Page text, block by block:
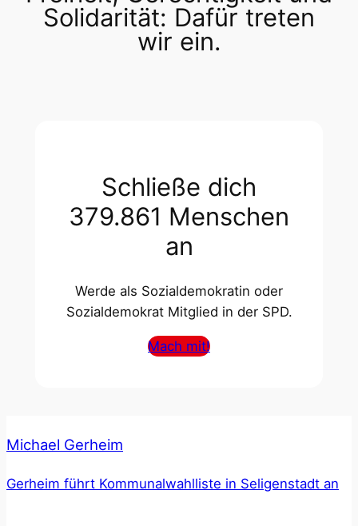
Solidarität: Dafür treten
wir ein.
Schließe dich
379.861 Menschen
an
Werde als Sozialdemokratin oder
Sozialdemokrat Mitglied in der SPD.
Mach mit!
Michael Gerheim
Gerheim führt Kommunalwahlliste in Seligenstadt an